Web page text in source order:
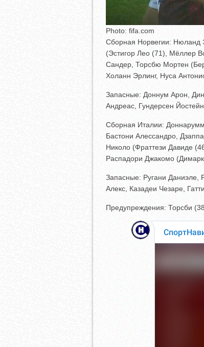
Photo: fifa.com
Сборная Норвегии: Нюланд
(Эстигор Лео (71), Мёллер
Сандер, Торсбю Мортен
Холанн Эрлинг, Нуса
Запасные: Доннум Арон,
Андреас, Гундерсен
Сборная Италии:
Бастони Алессандро,
Николо (Фраттези Давиде
Распадори Джакомо
Запасные: Ругани Даниэле,
Алекс, Казадеи Чезаре,
Предупреждения: Торсби